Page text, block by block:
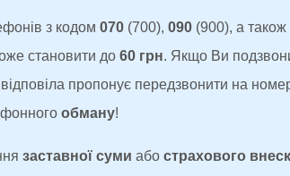
з кодом 070 (700), 090 (900), а також
становити до 60 грн. Якщо Ви
пропонує передзвонити на
обману!
заставної суми або страхового